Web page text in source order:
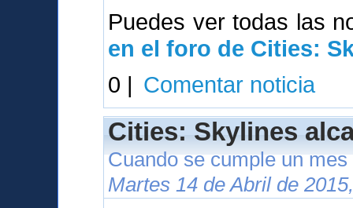
Puedes ver todas las
en el foro de Cities:
0 | Comentar noticia
Cities: Skylines
Cuando se cumple un
Martes 14 de Abril de